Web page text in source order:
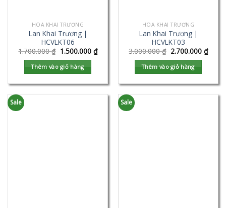
HOA KHAI TRƯƠNG
Lan Khai Trương |
HCVLKT06
1.700.000₫ 1.500.000 ₫
Thêm vào giỏ hàng
HOA KHAI TRƯƠNG
Lan Khai Trương |
HCVLKT03
3.000.000₫ 2.700.000 ₫
Thêm vào giỏ hàng
Sale Sale